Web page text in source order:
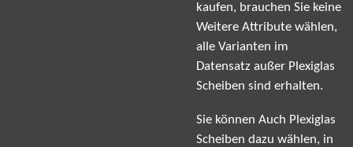
kaufen, brauchen Sie keine
Weitere Attribute wählen,
alle Varianten im
Datensatz außer Plexiglas
Scheiben sind erhalten.
Sie können Auch Plexiglas
Scheiben dazu wählen, in